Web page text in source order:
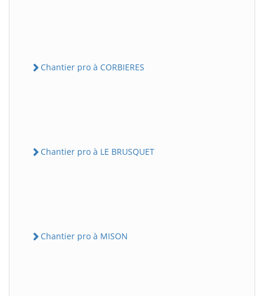
Chantier pro à CORBIERES
Chantier pro à LE BRUSQUET
Chantier pro à MISON